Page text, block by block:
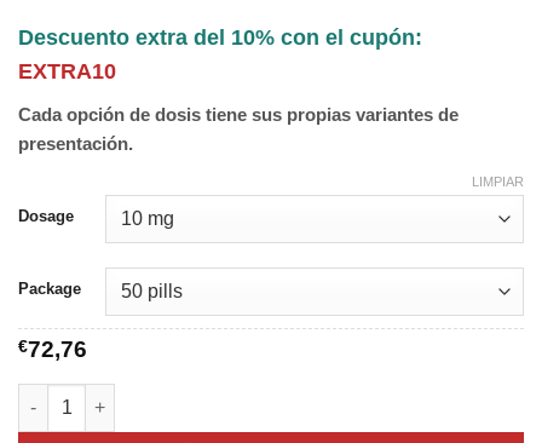
Descuento extra del 10% con el cupón:
EXTRA10
Cada opción de dosis tiene sus propias variantes de
presentación.
Dosage
Package
LIMPIAR
€72,76
Snovitra cantidad